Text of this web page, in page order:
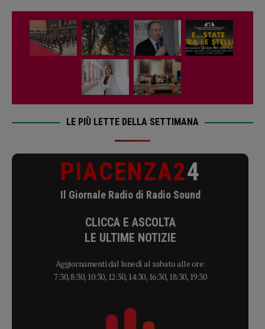
LE PIÙ LETTE DELLA SETTIMANA
PIACENZA24
Il Giornale Radio di Radio Sound
CLICCA E ASCOLTA
LE ULTIME NOTIZIE
Aggiornamenti dal lunedì al sabato alle ore:
7:30, 8:30, 10:30, 12:30, 14:30, 16:30, 18:30, 19:30